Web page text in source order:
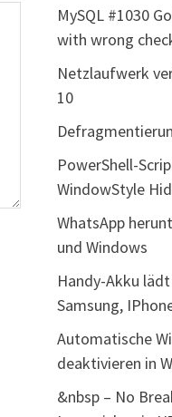
MySQL #1030
with wrong
Netzlaufwerk
10
PowerShell-
WindowStyle
WhatsApp
und Windows
Handy-Akku
Samsung,
Automatische
deaktivieren in
&nbsp – No